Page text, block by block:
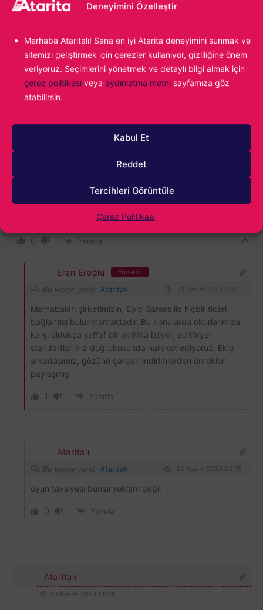
Deneyimini Özelleştir
Merhaba Ataritalı! Sana en iyi Atarita deneyimini sunmak ve
sitemizi geliştirmek için çerezler kullanıyor, gizliliğine önem
veriyoruz. Seçimlerini yönetmek ve detaylı bilgi almak için
çerez politikası veya aydınlatma metni sayfamıza göz
atabilirsin.
Kabul Et
Reddet
Tercihleri Görüntüle
Çerez Politikası
21 Kasım 2024 11:58
reklam abi bu birsürü farklı oyun var
0 Yanıtla
Eren Eroğlu Yönetici
Bu kişiye yanıt: Ataritalı 21 Kasım 2024 12:02
Merhabalar; şirketimizin, Epic Games ile hiçbir ticari
bağlantısı bulunmamaktadır. Bu konularda okurlarımıza
karşı oldukça şeffaf bir politika izliyor, editöryel
standartlarımız doğrultusunda hareket ediyoruz. Ekip
arkadaşımız, gözüne çarpan indirimlerden örnekler
paylaşmış.
1 Yanıtla
Ataritalı
Bu kişiye yanıt: Ataritalı 22 Kasım 2024 02:15
oyun tavsiyesi bunlar reklam değil
0 Yanıtla
Ataritalı
23 Kasım 2024 08:18